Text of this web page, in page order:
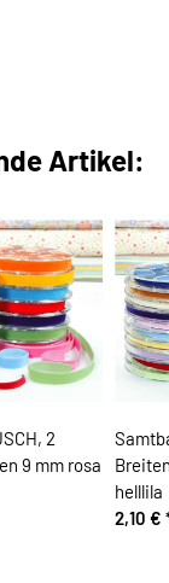
Artikel:
2
9 mm rosa
helllila
2,10 €